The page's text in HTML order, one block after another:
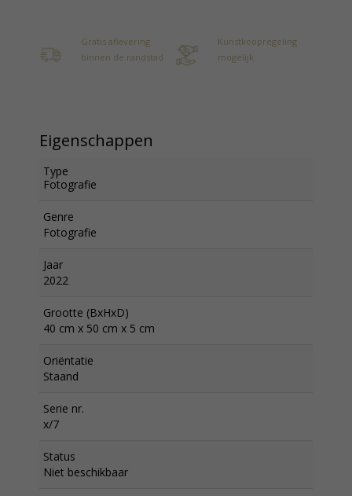
Gratis aflevering
binnen de randstad
Kunstkoopregeling
mogelijk
Eigenschappen
Type
Fotografie
Genre
Fotografie
Jaar
2022
Grootte (BxHxD)
40 cm x 50 cm x 5 cm
Oriëntatie
Staand
Serie nr.
x/7
Status
Niet beschikbaar